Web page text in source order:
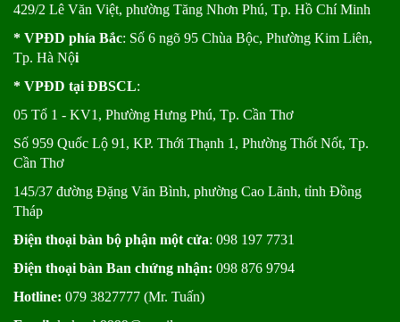
429/2 Lê Văn Việt, phường Tăng Nhơn Phú, Tp. Hồ Chí Minh
* VPĐD phía Bắc: Số 6 ngõ 95 Chùa Bộc, Phường Kim Liên,
Tp. Hà Nội
* VPĐD tại ĐBSCL:
05 Tổ 1 - KV1, Phường Hưng Phú, Tp. Cần Thơ
Số 959 Quốc Lộ 91, KP. Thới Thạnh 1, Phường Thốt Nốt, Tp.
Cần Thơ
145/37 đường Đặng Văn Bình, phường Cao Lãnh, tỉnh Đồng
Tháp
Điện thoại bàn bộ phận một cửa: 098 197 7731
Điện thoại bàn Ban chứng nhận: 098 876 9794
Hotline: 079 3827777 (Mr. Tuấn)